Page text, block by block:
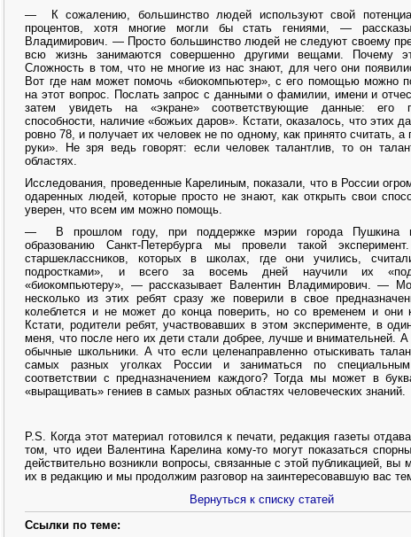
— К сожалению, большинство людей используют свой
процентов, хотя многие могли бы стать гениями, —
Владимирович. — Просто большинство людей не следуют своему
всю жизнь занимаются совершенно другими вещами. Почему
Сложность в том, что не многие из нас знают, для чего они
Вот где нам может помочь «биокомпьютер», с его помощью можно
на этот вопрос. Послать запрос с данными о фамилии, имени и
затем увидеть на «экране» соответствующие данные: его
способности, наличие «божьих даров». Кстати, оказалось, что этих
ровно 78, и получает их человек не по одному, как принято считать, а
руки». Не зря ведь говорят: если человек талантлив, то он
областях.
Исследования, проведенные Карелиным, показали, что в России
одаренных людей, которые просто не знают, как открыть свои
уверен, что всем им можно помощь.
— В прошлом году, при поддержке мэрии города Пушкина
образованию Санкт-Петербурга мы провели такой
старшеклассников, которых в школах, где они учились,
подростками», и всего за восемь дней научили их
«биокомпьютеру», — рассказывает Валентин Владимирович. —
несколько из этих ребят сразу же поверили в свое
колеблется и не может до конца поверить, но со временем и они
Кстати, родители ребят, участвовавших в этом эксперименте, в
меня, что после него их дети стали добрее, лучше и внимательней.
обычные школьники. А что если целенаправленно отыскивать
самых разных уголках России и заниматься по
соответствии с предназначением каждого? Тогда мы может в
«выращивать» гениев в самых разных областях человеческих знаний.
P.S. Когда этот материал готовился к печати, редакция газеты
том, что идеи Валентина Карелина кому-то могут показаться
действительно возникли вопросы, связанные с этой публикацией, вы
их в редакцию и мы продолжим разговор на заинтересовавшую вас
Вернуться к списку статей
Ссылки по теме: